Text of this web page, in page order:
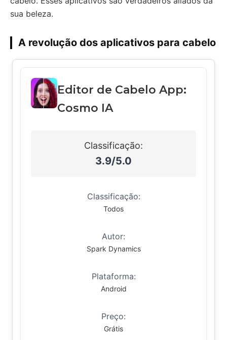
sua beleza.
A revolução dos aplicativos para cabelo
Editor de Cabelo App:
Cosmo IA
Classificação:
3.9/5.0
Classificação:
Todos
Autor:
Spark Dynamics
Plataforma:
Android
Preço:
Grátis